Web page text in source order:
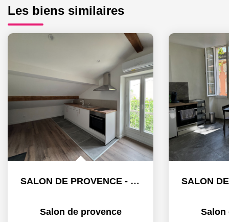
Les biens similaires
SALON DE PROVENCE - STUDIO - 11.16m²
Salon de provence Salon